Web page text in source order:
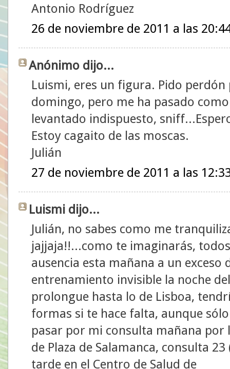
Antonio Rodríguez
26 de noviembre de 2011 a las
Anónimo dijo...
Luismi, eres un figura. Pido
domingo, pero me ha pasado
levantado indispuesto,
Estoy cagaito de las moscas.
Julián
27 de noviembre de 2011 a las
Luismi dijo...
Julián, no sabes como me
jajjaja!!...como te imaginarás,
ausencia esta mañana a un
entrenamiento invisible la noche
prolongue hasta lo de Lisboa,
formas si te hace falta, aunque
pasar por mi consulta mañana por
de Plaza de Salamanca, consulta
tarde en el Centro de Salud de